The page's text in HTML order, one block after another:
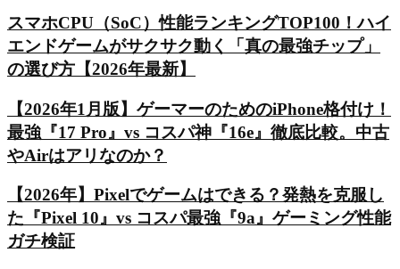
スマホCPU（SoC）性能ランキングTOP100！ハイ
エンドゲームがサクサク動く「真の最強チップ」
の選び方【2026年最新】
【2026年1月版】ゲーマーのためのiPhone格付け！
最強『17 Pro』vs コスパ神『16e』徹底比較。中古
やAirはアリなのか？
【2026年】Pixelでゲームはできる？発熱を克服し
た『Pixel 10』vs コスパ最強『9a』ゲーミング性能
ガチ検証